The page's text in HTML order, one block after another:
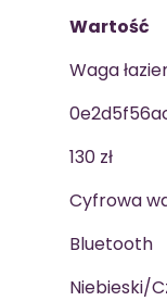
Wartość
Waga
130 zł
Cyfrowa
Bluetooth
Niebieski/